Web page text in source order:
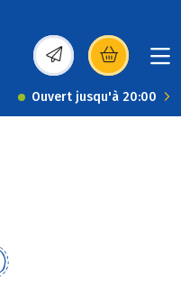
(s’ouvre dans une
Ouvert jusqu'à 20:00